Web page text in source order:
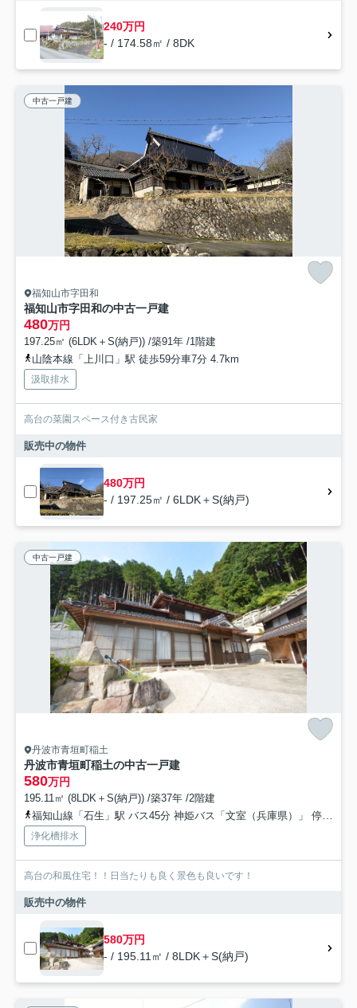
240万円
- / 174.58㎡ / 8DK
中古一戸建
福知山市字田和
福知山市字田和の中古一戸建
480万円
197.25㎡ (6LDK＋S(納戸)) /築91年 /1階建
山陰本線「上川口」駅 徒歩59分車7分 4.7km
汲取排水
高台の菜園スペース付き古民家
販売中の物件
480万円
- / 197.25㎡ / 6LDK＋S(納戸)
中古一戸建
丹波市青垣町稲土
丹波市青垣町稲土の中古一戸建
580万円
195.11㎡ (8LDK＋S(納戸)) /築37年 /2階建
福知山線「石生」駅 バス45分 神姫バス「文室（兵庫県）」 停歩40分車25分 19.9km
浄化槽排水
高台の和風住宅！！日当たりも良く景色も良いです！
販売中の物件
580万円
- / 195.11㎡ / 8LDK＋S(納戸)